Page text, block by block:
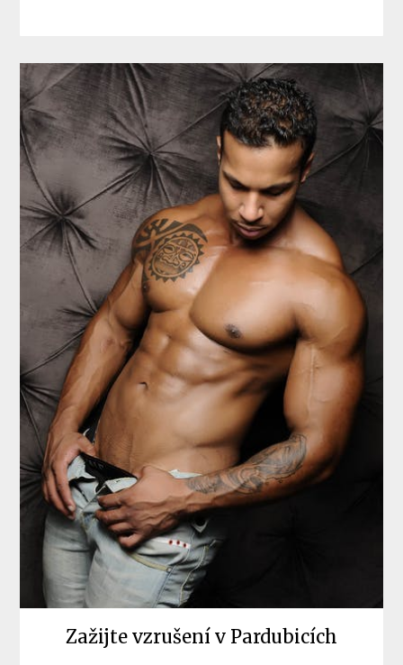
Zažijte vzrušení v Pardubicích